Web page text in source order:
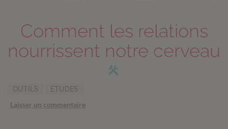
Comment les relations
nourrissent notre cerveau
OUTILS ETUDES
Laisser un commentaire